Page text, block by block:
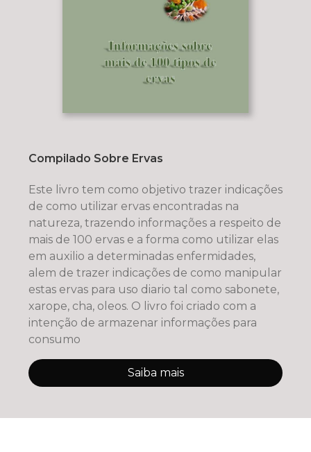
Compilado Sobre Ervas
Este livro tem como objetivo trazer indicações
de como utilizar ervas encontradas na
natureza, trazendo informações a respeito de
mais de 100 ervas e a forma como utilizar elas
em auxilio a determinadas enfermidades,
alem de trazer indicações de como manipular
estas ervas para uso diario tal como sabonete,
xarope, cha, oleos. O livro foi criado com a
intenção de armazenar informações para
consumo
Saiba mais